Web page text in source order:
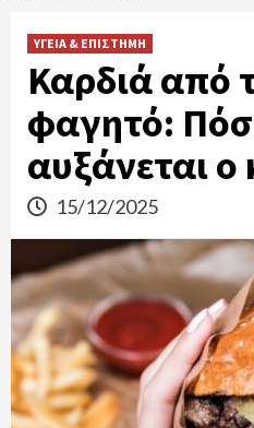
ΥΓΕΙΑ & ΕΠΙΣΤΗΜΗ
Καρδιά από
φαγητό:
αυξάνεται ο
15/12/2025